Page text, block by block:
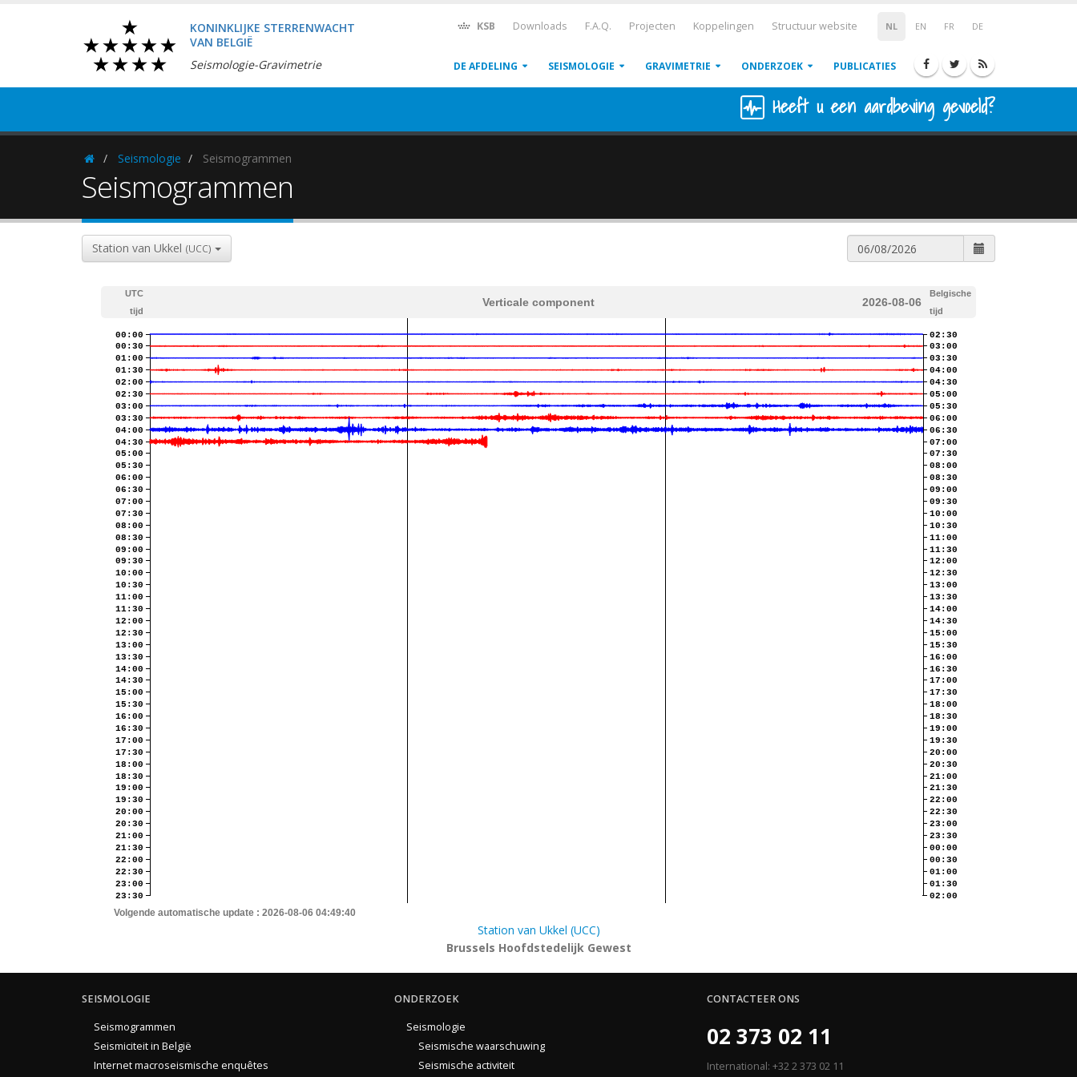
KONINKLIJKE STERRENWACHT
VAN BELGIË
Seismologie-Gravimetrie
NL EN FR DE
KSB Downloads F.A.Q. Projecten Koppelingen Structuur website
DE AFDELING SEISMOLOGIE GRAVIMETRIE ONDERZOEK PUBLICATIES
Heeft u een aardbeving gevoeld?
HomepageSeismologie Seismogrammen
Seismogrammen
Station van Ukkel (UCC)
UTC
tijd
Verticale component 2026-08-06
Belgische
tijd
00:00
00:30
01:00
01:30
02:00
02:30
03:00
03:30
04:00
04:30
05:00
05:30
06:00
06:30
07:00
07:30
08:00
08:30
09:00
09:30
10:00
10:30
11:00
11:30
12:00
12:30
13:00
13:30
14:00
14:30
15:00
15:30
16:00
16:30
17:00
17:30
18:00
18:30
19:00
19:30
20:00
20:30
21:00
21:30
22:00
22:30
23:00
23:30
02:30
03:00
03:30
04:00
04:30
05:00
05:30
06:00
06:30
07:00
07:30
08:00
08:30
09:00
09:30
10:00
10:30
11:00
11:30
12:00
12:30
13:00
13:30
14:00
14:30
15:00
15:30
16:00
16:30
17:00
17:30
18:00
18:30
19:00
19:30
20:00
20:30
21:00
21:30
22:00
22:30
23:00
23:30
00:00
00:30
01:00
01:30
02:00
Volgende automatische update : 2026-08-06 04:49:40
Station van Ukkel (UCC)
Brussels Hoofdstedelijk Gewest
SEISMOLOGIE
Seismogrammen
Seismiciteit in België
Internet macroseismische enquêtes
ONDERZOEK
Seismologie
Seismische waarschuwing
Seismische activiteit
CONTACTEER ONS
02 373 02 11
International: +32 2 373 02 11